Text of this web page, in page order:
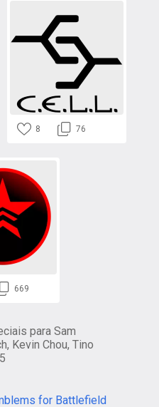
8 76
669
para Sam
Kevin Chou, Tino
for Battlefield